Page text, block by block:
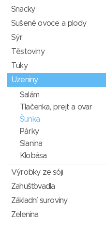
Snacky
Sušené ovoce a plody
Sýr
Těstoviny
Tuky
Uzeniny
Salám
Tlačenka, prejt a ovar
Šunka
Párky
Slanina
Klobása
Výrobky ze sóji
Zahušťovadla
Základní suroviny
Zelenina